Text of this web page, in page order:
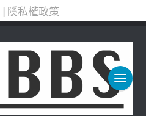
| 隱私權政策